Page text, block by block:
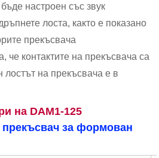
настроен със звук
лоста, както е показано
прекъсвача
че контактите на прекъсвача са
лостът на прекъсвача е в
на DAM1-125
за формован